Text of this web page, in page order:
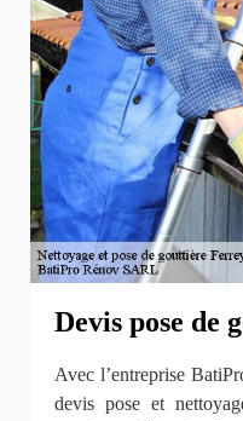
Devis pose de
Avec l’entreprise
devis pose et